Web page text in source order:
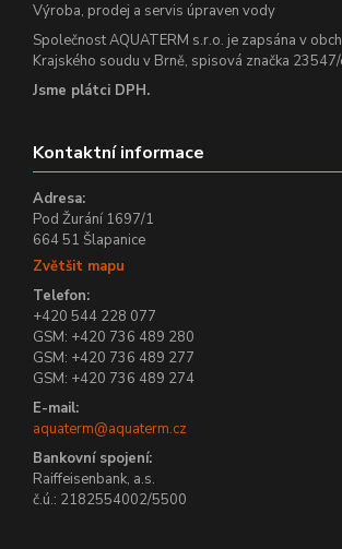
Výroba, prodej a servis úpraven vody
Společnost AQUATERM s.r.o. je zapsána v
Krajského soudu v Brně, spisová značka
Jsme plátci DPH.
Kontaktní informace
Adresa:
Pod Žurání 1697/1
664 51 Šlapanice
Zvětšit mapu
Telefon:
+420 544 228 077
GSM: +420 736 489 280
GSM: +420 736 489 277
GSM: +420 736 489 274
E-mail:
aquaterm@aquaterm.cz
Bankovní spojení:
Raiffeisenbank, a.s.
č.ú.: 2182554002/5500